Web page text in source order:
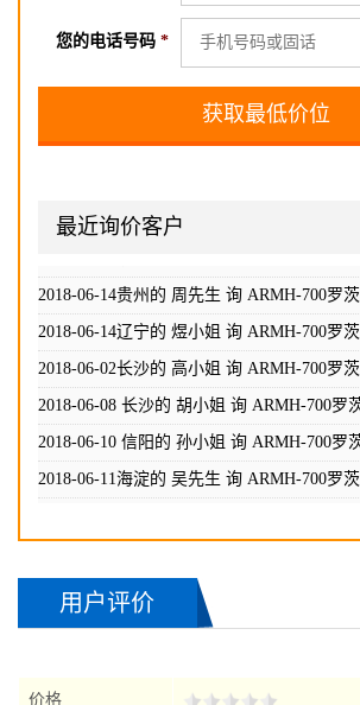
您的电话号码 *
最近询价客户
2018-06-12石家庄的 赵小姐 询
2018-06-13 成都的 王小姐 询ARMH-700罗
2018-06-14贵州的 周先生 询ARMH-700罗
2018-06-14辽宁的 煜小姐 询ARMH-700罗
2018-06-02长沙的 高小姐 询ARMH-700罗
2018-06-08 长沙的 胡小姐 询ARMH-700罗
2018-06-10 信阳的 孙小姐 询ARMH-700罗
2018-06-11海淀的 吴先生 询ARMH-700罗
2018-06-12石家庄的 赵小姐 询ARMH-700
2018-06-14贵州的 周先生 询
用户评价
价格